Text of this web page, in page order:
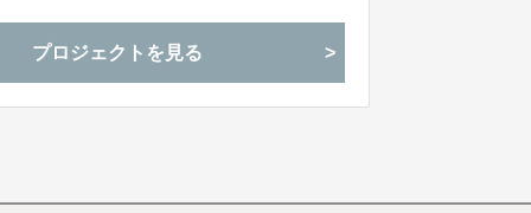
プロジェクトを見る